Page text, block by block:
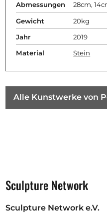
Abmessungen 28cm,
Gewicht 20kg
Jahr 2019
Material Stein
Alle Kunstwerke von
Sculpture Network
Sculpture Network e.V.